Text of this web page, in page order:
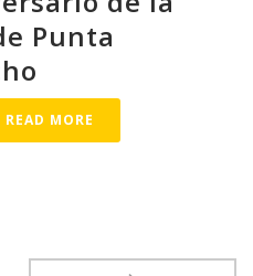
Punta
READ MORE